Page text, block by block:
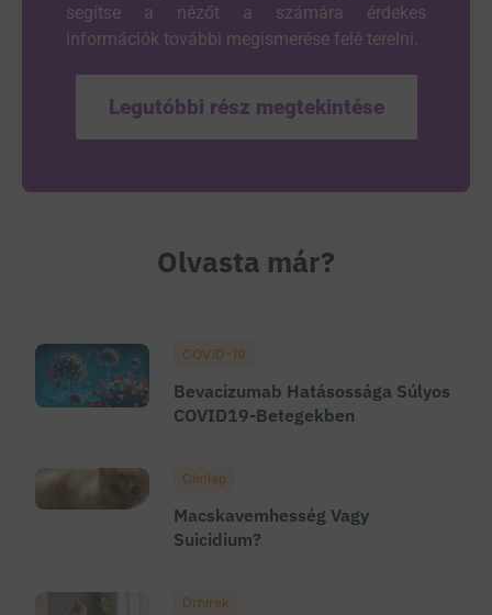
segítse a nézőt a számára érdekes
információk további megismerése felé terelni.
Legutóbbi rész megtekintése
Olvasta már?
COVID-19
Bevacizumab Hatásossága Súlyos
COVID19-Betegekben
Címlap
Macskavemhesség Vagy
Suicidium?
Drhírek